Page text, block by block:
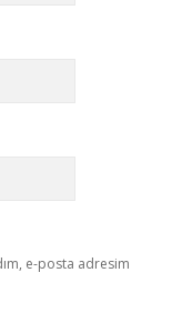
e-posta adresim